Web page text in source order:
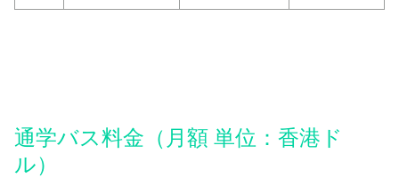
通学バス料金（月額 単位：香港ド
ル）